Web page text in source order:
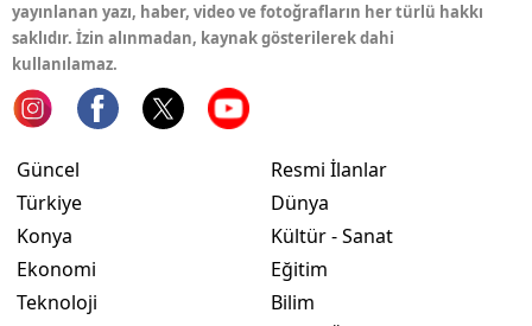
Tokat
Şanlıurfa
yayınlanan yazı, haber, video ve fotoğrafların her türlü hakkı
saklıdır. İzin alınmadan, kaynak gösterilerek dahi
kullanılamaz.
Güncel
Türkiye
Konya
Ekonomi
Teknoloji
Resmi İlanlar
Dünya
Kültür - Sanat
Eğitim
Bilim